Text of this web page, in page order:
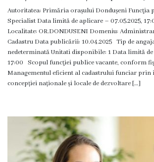
Autoritatea: Primăria orașului Dondușeni Funcţia
Specialist Data limită de aplicare – 07.05.2025,
Localitate: OR.DONDUSENI Domeniu:
Cadastru Data publicării: 10.04.2025 Tip de
nedeterminată Unitati disponibile: 1 Data limită de
17:00 Scopul funcţiei publice vacante, conform
Managementul eficient al cadastrului funciar prin
concepției naționale și locale de dezvoltare […]